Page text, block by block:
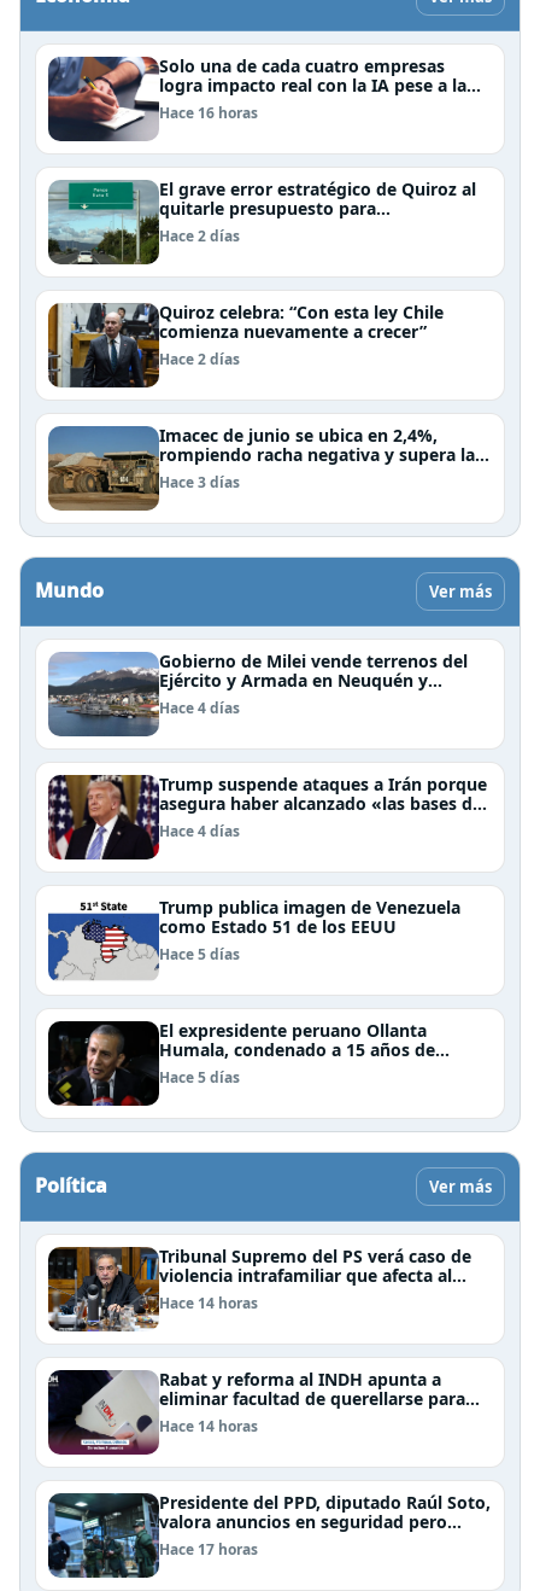
Solo una de cada cuatro empresas
logra impacto real con la IA pese a la
inversión, según el Foro Económico
Mundial
Hace 16 horas
El grave error estratégico de Quiroz al
quitarle presupuesto para
infraestructura vial del Biobío
Hace 2 días
Quiroz celebra: “Con esta ley Chile
comienza nuevamente a crecer”
Hace 2 días
Imacec de junio se ubica en 2,4%,
rompiendo racha negativa y supera las
expectativas
Hace 3 días
Mundo Ver más
Gobierno de Milei vende terrenos del
Ejército y Armada en Neuquén y
Ushuaia
Hace 4 días
Trump suspende ataques a Irán porque
asegura haber alcanzado «las bases de
un acuerdo»
Hace 4 días
Trump publica imagen de Venezuela
como Estado 51 de los EEUU
Hace 5 días
El expresidente peruano Ollanta
Humala, condenado a 15 años de
cárcel, sale libre al anularse su caso
Hace 5 días
Política Ver más
Tribunal Supremo del PS verá caso de
violencia intrafamiliar que afecta al
senador Fidel Espinoza
Hace 14 horas
Rabat y reforma al INDH apunta a
eliminar facultad de querellarse para
hacerlo “consultivo”
Hace 14 horas
Presidente del PPD, diputado Raúl Soto,
valora anuncios en seguridad pero
advierte ausencia clave: alzamiento del
secreto bancario
Hace 17 horas